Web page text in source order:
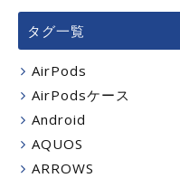
タグ一覧
AirPods
AirPodsケース
Android
AQUOS
ARROWS